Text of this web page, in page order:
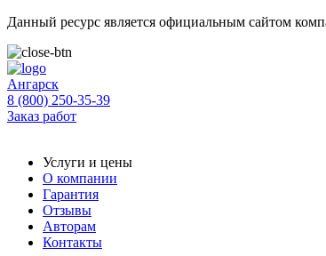
Данный ресурс является официальным сайтом
Ангарск
8 (800) 250-35-39
Заказ работ
Услуги и цены
О компании
Гарантия
Отзывы
Авторам
Контакты